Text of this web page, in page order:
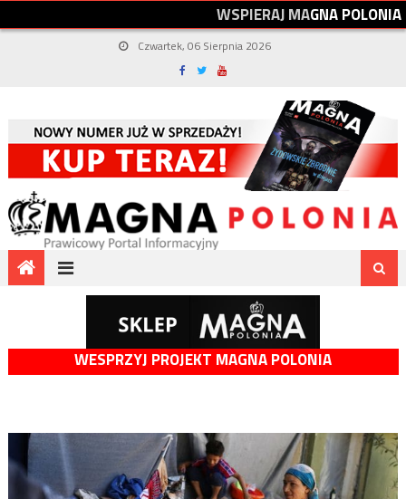
WSPIERAJMAGNAPOLONIA
Czwartek, 06 Sierpnia 2026
WESPRZYJ PROJEKT MAGNA POLONIA